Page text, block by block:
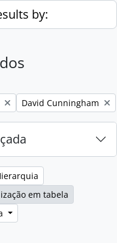
by:
Remove filter:
David Cunningham
em tabela